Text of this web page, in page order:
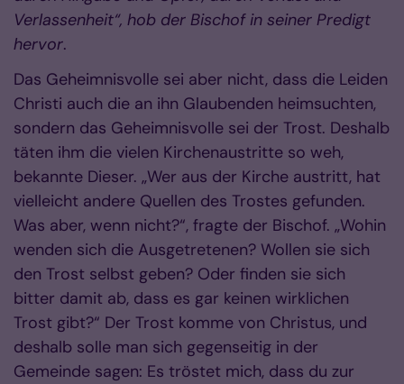
Verlassenheit“, hob der Bischof in seiner Predigt
hervor.
Das Geheimnisvolle sei aber nicht, dass die Leiden
Christi auch die an ihn Glaubenden heimsuchten,
sondern das Geheimnisvolle sei der Trost. Deshalb
täten ihm die vielen Kirchenaustritte so weh,
bekannte Dieser. „Wer aus der Kirche austritt, hat
vielleicht andere Quellen des Trostes gefunden.
Was aber, wenn nicht?“, fragte der Bischof. „Wohin
wenden sich die Ausgetretenen? Wollen sie sich
den Trost selbst geben? Oder finden sie sich
bitter damit ab, dass es gar keinen wirklichen
Trost gibt?“ Der Trost komme von Christus, und
deshalb solle man sich gegenseitig in der
Gemeinde sagen: Es tröstet mich, dass du zur